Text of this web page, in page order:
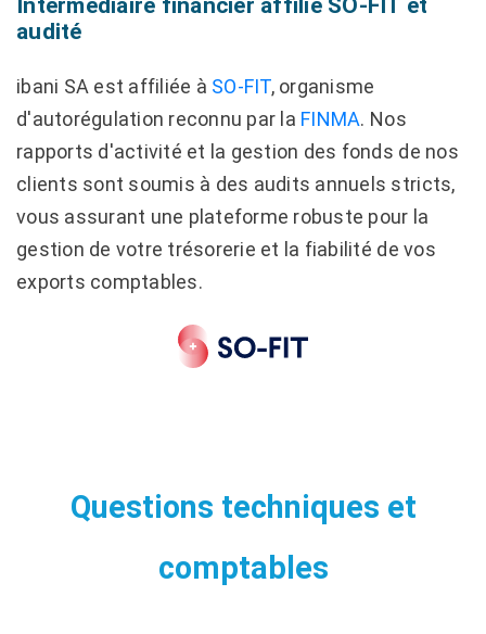
Intermédiaire financier affilié SO-FIT et
audité
ibani SA est affiliée à SO-FIT, organisme
d'autorégulation reconnu par la FINMA. Nos
rapports d'activité et la gestion des fonds de nos
clients sont soumis à des audits annuels stricts,
vous assurant une plateforme robuste pour la
gestion de votre trésorerie et la fiabilité de vos
exports comptables.
Questions techniques et
comptables